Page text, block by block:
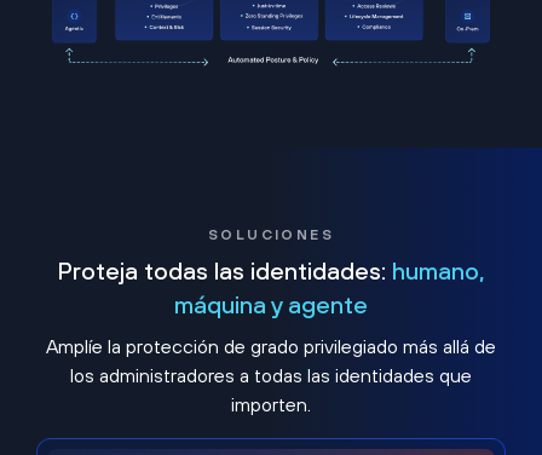
SOLUCIONES
Proteja todas las identidades: humano,
máquina y agente
Amplíe la protección de grado privilegiado más allá de
los administradores a todas las identidades que
importen.